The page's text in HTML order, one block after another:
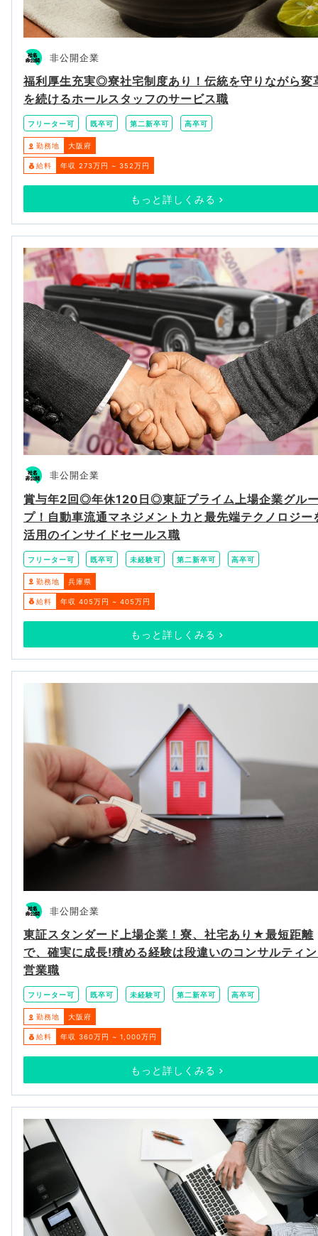
非公開企業
福利厚生充実◎寮社宅制度あり！伝統を守りながら変
を続けるホールスタッフのサービス職
フリーター可 既卒可 第二新卒可 高卒可
勤務地 大阪府
給料 年収 273万円 ~ 352万円
もっと詳しくみる
非公開企業
賞与年2回◎年休120日◎東証プライム上場企業グル
プ！自動車流通マネジメント力と最先端テクノロジー
活用のインサイドセールス職
フリーター可 既卒可 未経験可 第二新卒可 高卒可
勤務地 兵庫県
給料 年収 405万円 ~ 405万円
もっと詳しくみる
非公開企業
東証スタンダード上場企業！寮、社宅あり★最短距離
で、確実に成長!積める経験は段違いのコンサルティ
営業職
フリーター可 既卒可 未経験可 第二新卒可 高卒可
勤務地 大阪府
給料 年収 360万円 ~ 1,000万円
もっと詳しくみる